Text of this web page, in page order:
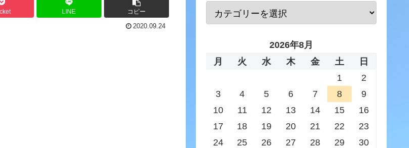
LINE コピー
2020.09.24
2026年8月
月
火 水 木 金 土
日
1
2
3
4 5 6 7 8
9
10
11 12 13 14 15
16
17
18 19 20 21 22
23
24
25 26 27 28 29
30